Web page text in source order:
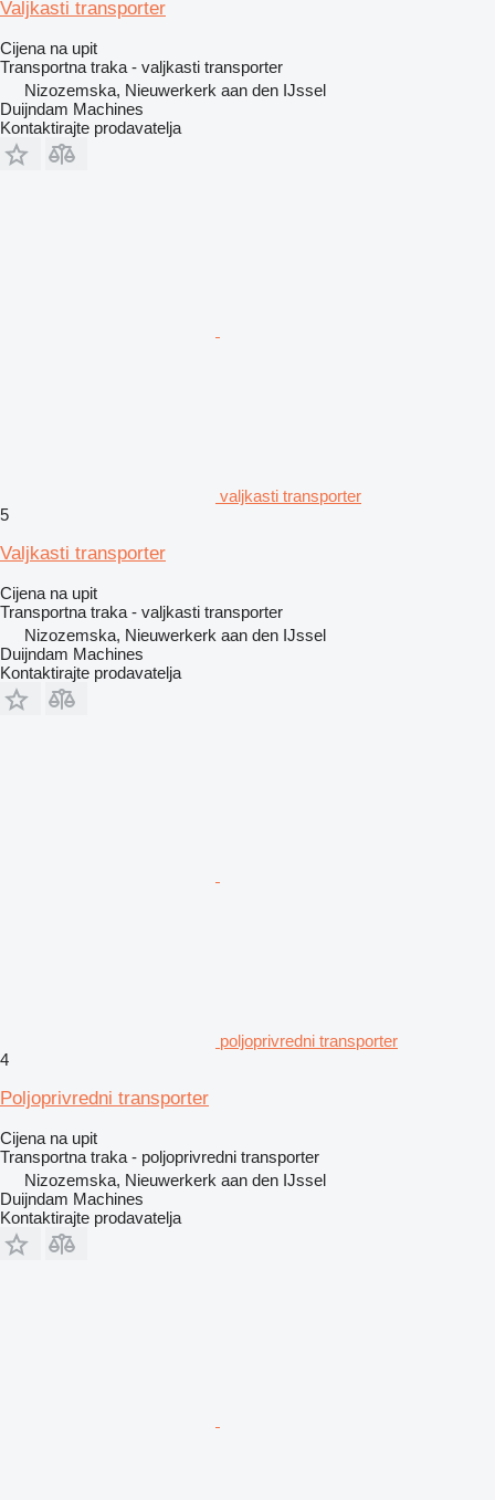
Valjkasti transporter
Cijena na upit
Transportna traka - valjkasti transporter
Nizozemska, Nieuwerkerk aan den IJssel
Duijndam Machines
Kontaktirajte prodavatelja
valjkasti transporter
5
Valjkasti transporter
Cijena na upit
Transportna traka - valjkasti transporter
Nizozemska, Nieuwerkerk aan den IJssel
Duijndam Machines
Kontaktirajte prodavatelja
poljoprivredni transporter
4
Poljoprivredni transporter
Cijena na upit
Transportna traka - poljoprivredni transporter
Nizozemska, Nieuwerkerk aan den IJssel
Duijndam Machines
Kontaktirajte prodavatelja